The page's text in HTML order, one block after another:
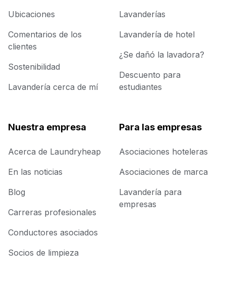
Ubicaciones
Comentarios de los
clientes
Sostenibilidad
Lavandería cerca de mí
Lavanderías
Lavandería de hotel
¿Se dañó la lavadora?
Descuento para
estudiantes
Nuestra empresa
Acerca de Laundryheap
En las noticias
Blog
Carreras profesionales
Conductores asociados
Socios de limpieza
Para las empresas
Asociaciones hoteleras
Asociaciones de marca
Lavandería para
empresas